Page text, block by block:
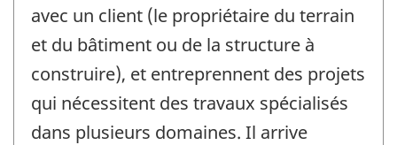
avec un client (le propriétaire du terrain
et du bâtiment ou de la structure à
construire), et entreprennent des projets
qui nécessitent des travaux spécialisés
dans plusieurs domaines. Il arrive